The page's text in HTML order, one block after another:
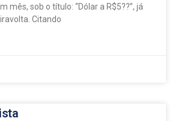
mês, sob o título: “Dólar a R$5??”, já
Citando